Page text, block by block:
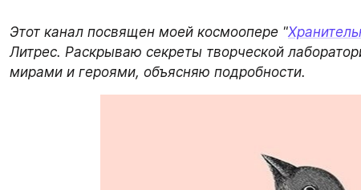
Этот канал посвящен моей космоопере "
Литрес. Раскрываю секреты творческой
мирами и героями, объясняю подробности.